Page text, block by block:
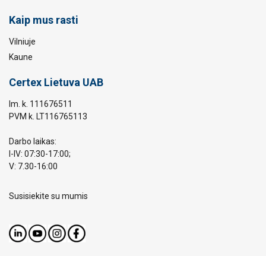
Kaip mus rasti
Vilniuje
Kaune
Certex Lietuva UAB
Im. k. 111676511
PVM k. LT116765113
Darbo laikas:
I-IV: 07:30-17:00;
V: 7.30-16:00
Susisiekite su mumis